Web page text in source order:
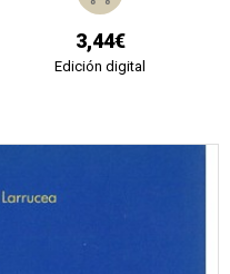
3,44€
Edición digital